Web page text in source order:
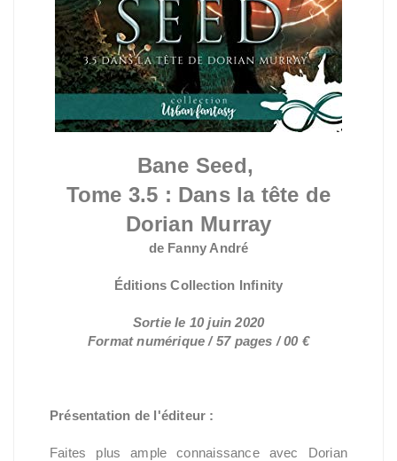
Bane Seed,
Tome 3.5 : Dans la tête de
Dorian Murray
de Fanny André
Éditions Collection Infinity
Sortie le 10 juin 2020
Format numérique / 57 pages / 00 €
Présentation de l'éditeur :
Faites plus ample connaissance avec Dorian